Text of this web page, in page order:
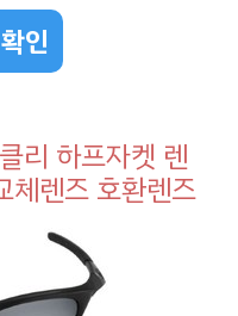
인
리 하프자켓 렌
체렌즈 호환렌즈